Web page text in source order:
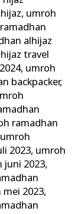
, umroh
alhijaz
travel
, umroh
backpacker,
ramadhan
umroh
2023, umroh
juni 2023,
2023,